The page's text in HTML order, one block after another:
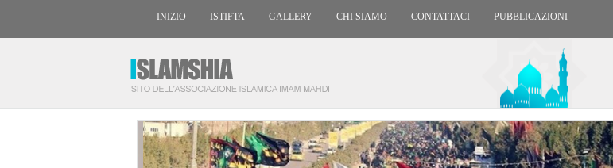
INIZIO ISTIFTA GALLERY CHI SIAMO CONTATTACI PUBBLICAZIONI